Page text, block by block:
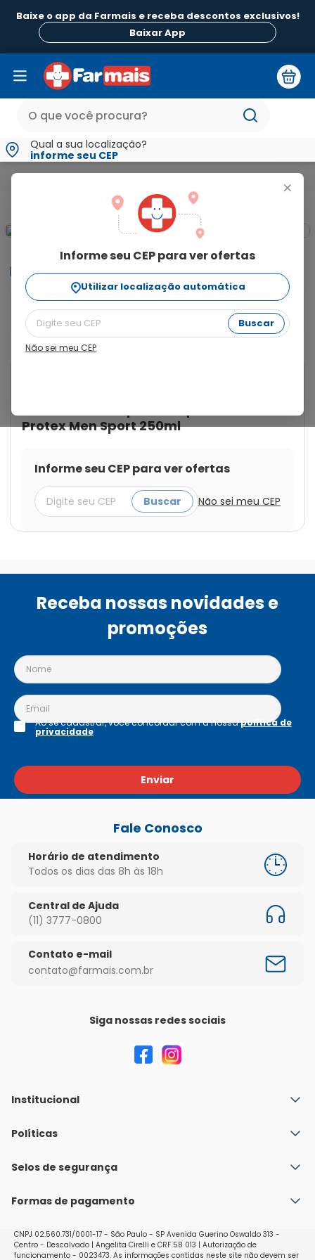
Baixe o app da Farmais e receba descontos exclusivos!
Baixar App
Qual a sua localização?
informe seu CEP
+
Informe seu CEP para ver ofertas
Utilizar localização automática
Buscar
Não sei meu CEP
Sabonete
Informações
Um sabonete desenvolvido exclusivamente para
homens que suam a camisa.
Protex Men Sport 250ml
Informe seu CEP para ver ofertas
Buscar Não sei meu CEP
Receba nossas novidades e
promoções
Enviar
Ao se cadastrar, você concordar com a nossapolítica de
privacidade
Fale Conosco
Horário de atendimento
Todos os dias das 8h às 18h
Central de Ajuda
(11) 3777-0800
Contato e-mail
contato@farmais.com.br
Siga nossas redes sociais
Institucional
Quem Somos
Nossas lojas
Políticas
Política de Envio
Políticas de Trocas e Devoluções
Selos de segurança
Formas de pagamento
CNPJ 02.560.731/0001-17 - São Paulo - SP Avenida Guerino Oswaldo 313 -
Centro - Descalvado | Angelita Cirelli e CRF 58 013 | Autorização de
funcionamento - 0023473. As informações contidas neste site não devem ser